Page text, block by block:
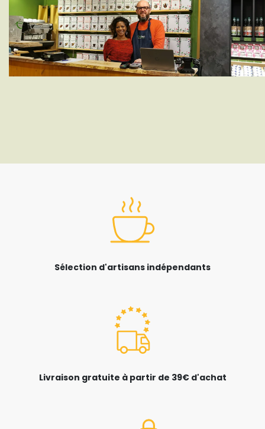
Sélection d'artisans indépendants
Livraison gratuite à partir de 39€ d'achat